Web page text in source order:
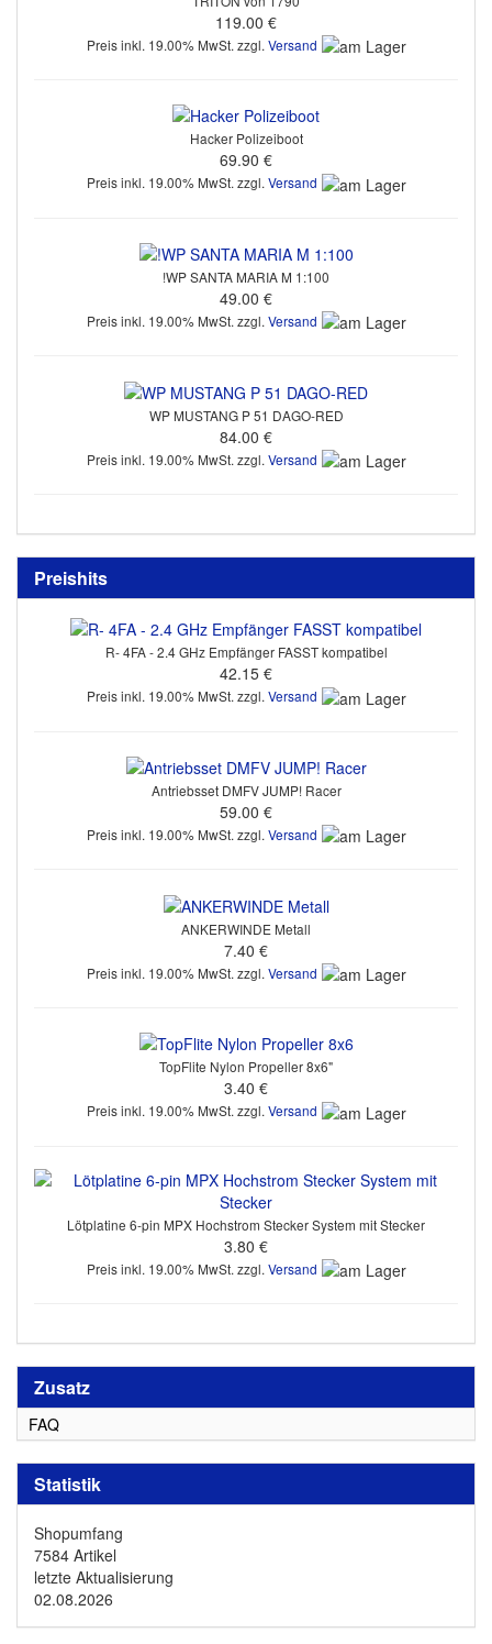
119.00 €
Preis inkl. 19.00% MwSt. zzgl. Versand
Hacker Polizeiboot
69.90 €
Preis inkl. 19.00% MwSt. zzgl.Versand
!WP SANTA MARIA M 1:100
49.00 €
Preis inkl. 19.00% MwSt. zzgl. Versand
WP MUSTANG P 51 DAGO-RED
84.00 €
Preis inkl. 19.00% MwSt. zzgl. Versand
Preishits
R- 4FA - 2.4 GHz Empfänger FASST kompatibel
42.15 €
Preis inkl. 19.00% MwSt. zzgl.Versand
Antriebsset DMFV JUMP! Racer
59.00 €
Preis inkl. 19.00% MwSt. zzgl. Versand
ANKERWINDE Metall
7.40 €
Preis inkl. 19.00% MwSt. zzgl. Versand
TopFlite Nylon Propeller 8x6"
3.40 €
Preis inkl. 19.00% MwSt. zzgl. Versand
Lötplatine 6-pin MPX Hochstrom Stecker System mit Stecker
3.80 €
Preis inkl. 19.00% MwSt. zzgl. Versand
Zusatz
FAQ
Statistik
Shopumfang
7584 Artikel
letzte Aktualisierung
02.08.2026